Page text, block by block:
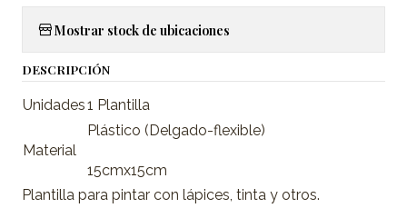
Mostrar stock de ubicaciones
DESCRIPCIÓN
Unidades1 Plantilla
Material
Plástico (Delgado-flexible)
15cmx15cm
Plantilla para pintar con lápices, tinta y otros.